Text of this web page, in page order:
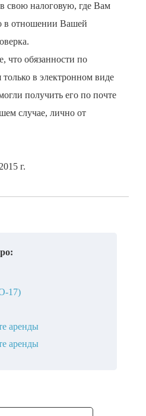
свою налоговую, где Вам
в отношении Вашей
обязанности по
в электронном виде
получить его по почте
случае, лично от
г.
17)
аренды
аренды